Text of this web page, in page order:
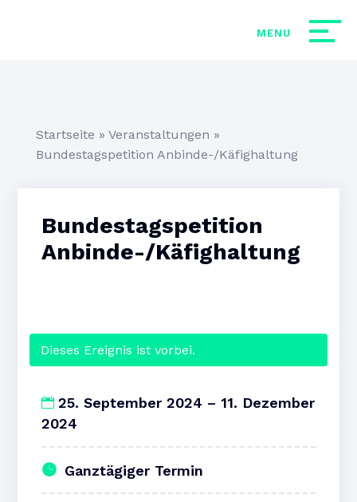
Startseite » Veranstaltungen »
Bundestagspetition Anbinde-/Käfighaltung
Bundestagspetition
Anbinde-/Käfighaltung
Dieses Ereignis ist vorbei.
25. September 2024 – 11. Dezember
2024
Ganztägiger Termin